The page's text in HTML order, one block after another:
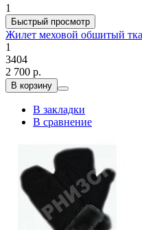
1
Быстрый просмотр
Жилет меховой обшитый
1
3404
2 700 р.
В корзину
В закладки
В сравнение